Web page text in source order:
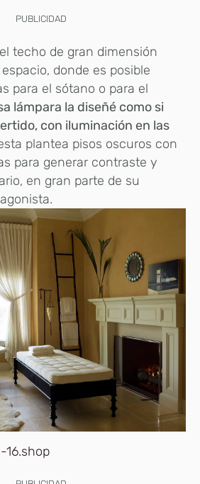
PUBLICIDAD
techo de gran dimensión
donde es posible
para el sótano o para el
lámpara la diseñé como si
con iluminación en las
plantea pisos oscuros con
para generar contraste y
en gran parte de su
16.shop